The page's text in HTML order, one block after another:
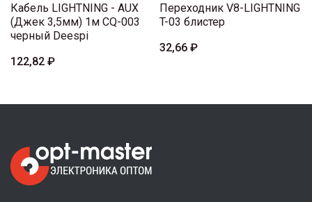
Кабель LIGHTNING - AUX
(Джек 3,5мм) 1м CQ-003
черный Deespi
122,82 ₽
Переходник V8-LIGHTNING
T-03 блистер
32,66 ₽